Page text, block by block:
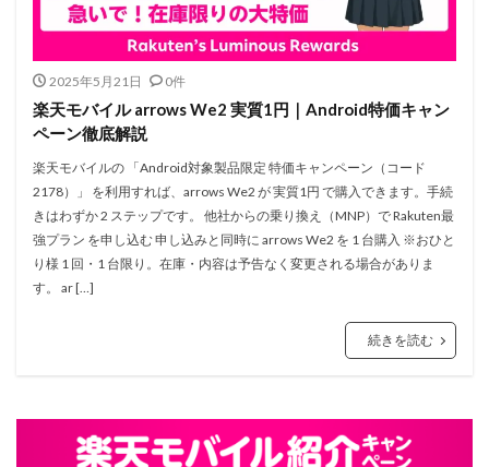
2025年5月21日 0件
楽天モバイル arrows We2 実質1円｜Android特価キャン
ペーン徹底解説
楽天モバイルの 「Android対象製品限定 特価キャンペーン（コード
2178）」 を利用すれば、arrows We2 が 実質1円 で購入できます。手続
きはわずか 2 ステップです。 他社からの乗り換え（MNP）で Rakuten最
強プラン を申し込む 申し込みと同時に arrows We2 を 1 台購入 ※おひと
り様 1 回・1 台限り。在庫・内容は予告なく変更される場合がありま
す。 ar […]
続きを読む